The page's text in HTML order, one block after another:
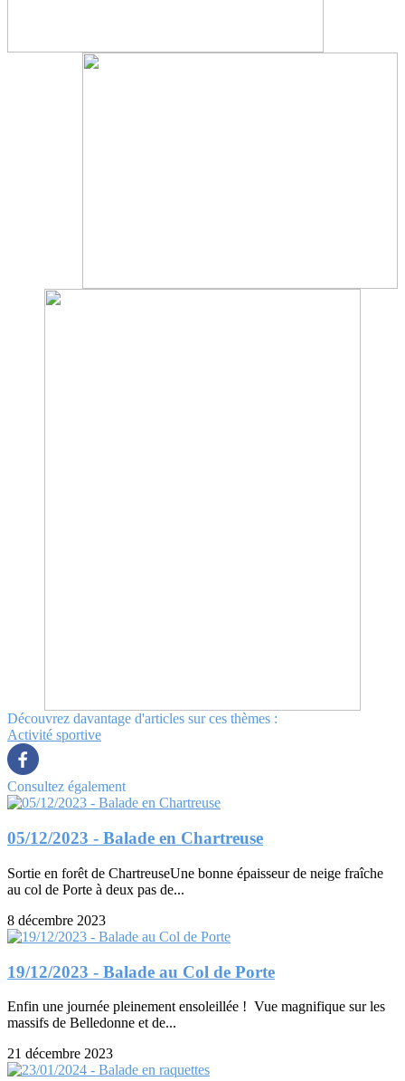
Découvrez davantage d'articles sur ces thèmes :
Activité sportive
Consultez également
05/12/2023 - Balade en Chartreuse
Sortie en forêt de ChartreuseUne bonne épaisseur de neige fraîche
au col de Porte à deux pas de...
8 décembre 2023
19/12/2023 - Balade au Col de Porte
Enfin une journée pleinement ensoleillée ! Vue magnifique sur les
massifs de Belledonne et de...
21 décembre 2023